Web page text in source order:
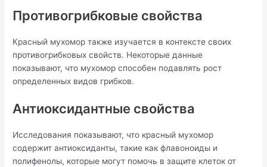
Противогрибковые свойства
Красный мухомор также изучается в контексте своих
противогрибковых свойств. Некоторые данные
показывают, что мухомор способен подавлять рост
определенных видов грибков.
Антиоксидантные свойства
Исследования показывают, что красный мухомор
содержит антиоксиданты, такие как флавоноиды и
полифенолы, которые могут помочь в защите клеток от